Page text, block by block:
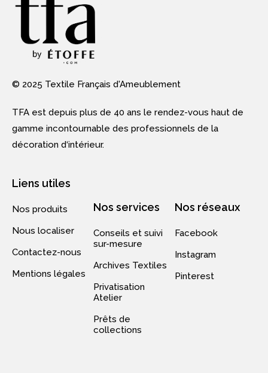
© 2025 Textile Français d'Ameublement
TFA est depuis plus de 40 ans le rendez-vous haut de
gamme incontournable des professionnels de la
décoration d‘intérieur.
Liens utiles
Nos produits
Nous localiser
Contactez-nous
Mentions légales
Nos services
Conseils et suivi
sur-mesure
Archives Textiles
Privatisation
Atelier
Prêts de
collections
Nos réseaux
Facebook
Instagram
Pinterest